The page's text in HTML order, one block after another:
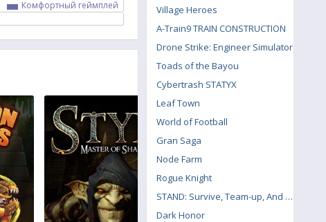
Комфортный геймплей
Village Heroes
A-Train9 TRAIN CONSTRUCTION
Drone Strike: Engineer Simulator
Toads of the Bayou
Cybertrash STATYX
Leaf Town
World of Football
Gran Saga
Node Farm
Rogue Knight
STAND: Survive, Team-up, And Never Die
Dark Honor